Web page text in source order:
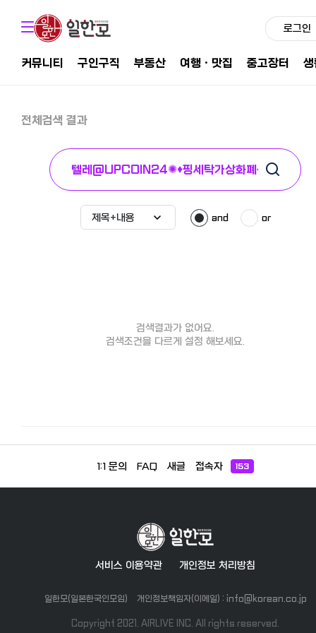
로그인
커뮤니티 구인구직 부동산 여행ㆍ맛집 중고장터
전체검색 결과
and or
검색결과가 없어요.
검색조건을 다르게 설정 해보세요.
1:1 문의 FAQ 새글 접속자 153
서비스 이용약관 개인정보 처리방침
일한모(일본한국인모임) 개인정보책임자(이메일) : info@korean.co.jp
Copyright 2021. AIRLIVE INC. All rights reserved.